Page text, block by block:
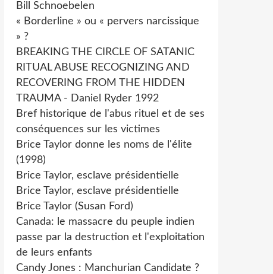
Bill Schnoebelen
« Borderline » ou « pervers narcissique
» ?
BREAKING THE CIRCLE OF SATANIC
RITUAL ABUSE RECOGNIZING AND
RECOVERING FROM THE HIDDEN
TRAUMA - Daniel Ryder 1992
Bref historique de l'abus rituel et de ses
conséquences sur les victimes
Brice Taylor donne les noms de l'élite
(1998)
Brice Taylor, esclave présidentielle
Brice Taylor, esclave présidentielle
Brice Taylor (Susan Ford)
Canada: le massacre du peuple indien
passe par la destruction et l'exploitation
de leurs enfants
Candy Jones : Manchurian Candidate ?